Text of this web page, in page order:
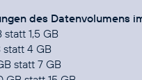
des Datenvolumens
1,5 GB
statt 4 GB
statt 7 GB